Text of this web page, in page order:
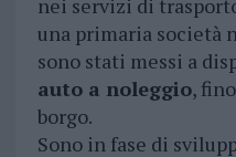
nei servizi di
una primaria società
sono stati messi a
auto a noleggio,
borgo.
Sono in fase di